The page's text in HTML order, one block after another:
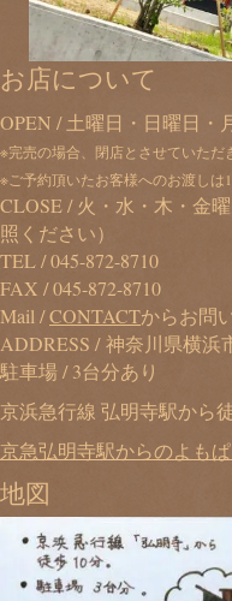
お店について
OPEN / 土曜日・日曜日
※完売の場合、閉店とさせていただ
※ご予約頂いたお客様へのお渡しは
CLOSE / 火・水・木・金
照ください）
TEL /045-872-8710
FAX / 045-872-8710
Mail /CONTACTからお問
ADDRESS / 神奈川県横浜
駐車場 / 3台分あり
京浜急行線 弘明寺駅から
京急弘明寺駅からのよも
地図